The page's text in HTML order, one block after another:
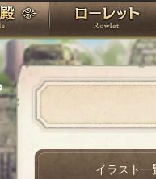
PandoraPartyProject
神殿
イラスト一